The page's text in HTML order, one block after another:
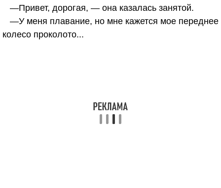
—Привет, дорогая, — она казалась занятой.
—У меня плавание, но мне кажется мое переднее
колесо проколото...